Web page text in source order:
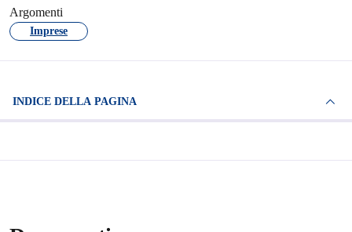
Argomenti
Imprese
INDICE DELLA PAGINA